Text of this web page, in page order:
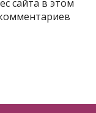
сайта в этом